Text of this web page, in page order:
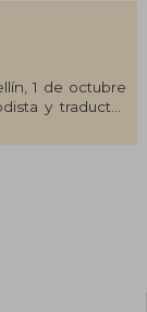
1 de octubre
y traductor
un testimonio
y ha sido